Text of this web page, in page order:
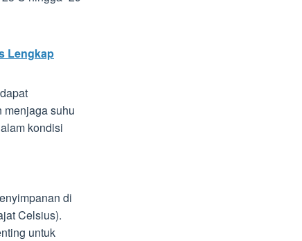
Lengkap
menjaga suhu
kondisi
di
Celsius).
untuk